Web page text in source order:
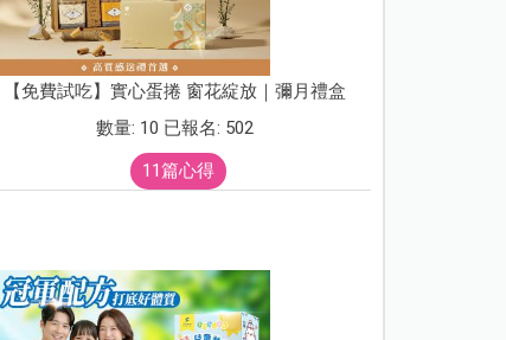
【免費試吃】實心蛋捲 窗花綻放｜彌月禮盒
數量: 10 已報名: 502
11篇心得